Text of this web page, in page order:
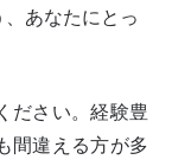
あなたにとっ
ださい。経験豊
間違える方が多